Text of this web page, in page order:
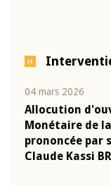
04 mars 2026
Allocution
Monétaire de la
prononcée par
Claude Kassi